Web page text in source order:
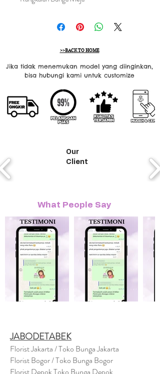
>>BACK TO HOME
Jika tidak menemukan model yang diinginkan,
bisa hubungi kami untuk customize
Our
Client
What People Say
JABODETABEK
Florist Jakarta / Toko Bunga Jakarta
Florist Bogor / Toko Bunga Bogor